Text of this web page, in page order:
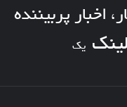
اخبار پربیننده
یک